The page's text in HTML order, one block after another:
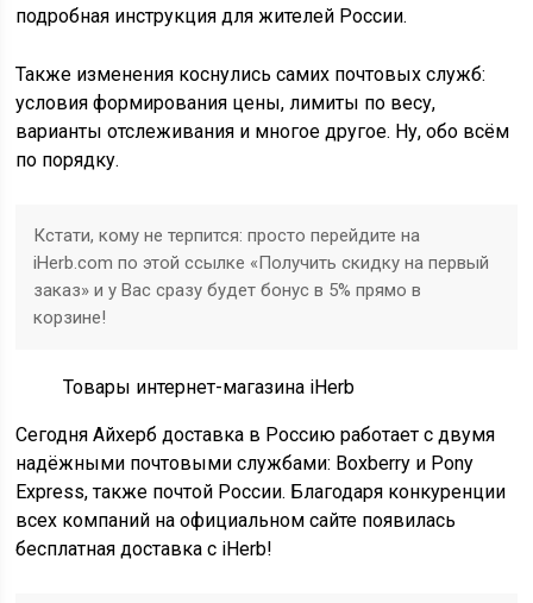
подробная инструкция для жителей России.
Также изменения коснулись самих почтовых служб:
условия формирования цены, лимиты по весу,
варианты отслеживания и многое другое. Ну, обо всём
по порядку.
Кстати, кому не терпится: просто перейдите на
iHerb.com по этой ссылке «Получить скидку на первый
заказ» и у Вас сразу будет бонус в 5% прямо в
корзине!
Товары интернет-магазина iHerb
Сегодня Айхерб доставка в Россию работает с двумя
надёжными почтовыми службами: Boxberry и Pony
Express, также почтой России. Благодаря конкуренции
всех компаний на официальном сайте появилась
бесплатная доставка с iHerb!